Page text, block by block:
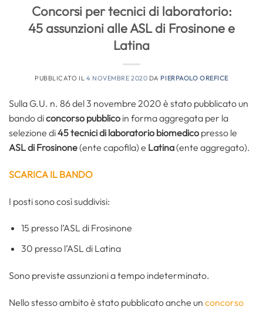
Concorsi per tecnici di laboratorio:
45 assunzioni alle ASL di Frosinone e
Latina
PUBBLICATO IL 4 NOVEMBRE 2020 DA PIERPAOLO OREFICE
Sulla G.U. n. 86 del 3 novembre 2020 è stato pubblicato un
bando diconcorso pubblico in forma aggregata per la
selezione di45 tecnici di laboratorio biomedico presso le
ASL di Frosinone(ente capofila) e Latina(ente aggregato).
SCARICA IL BANDO
I posti sono così suddivisi:
15 presso l’ASL di Frosinone
30 presso l’ASL di Latina
Sono previste assunzioni a tempo indeterminato.
Nello stesso ambito è stato pubblicato anche un concorso